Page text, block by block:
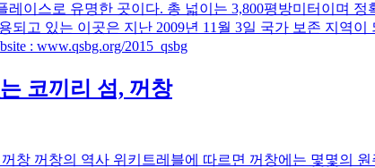
이스로 유명한 곳이다. 총 넓이는 3,800평방미터이며 정
되고 있는 이곳은 지난 2009년 11월 3일 국가 보존 지역
: www.qsbg.org/2015_qsbg
코끼리 섬, 꺼창
창 꺼창의 역사 위키트레블에 따르면 꺼창에는 몇몇의